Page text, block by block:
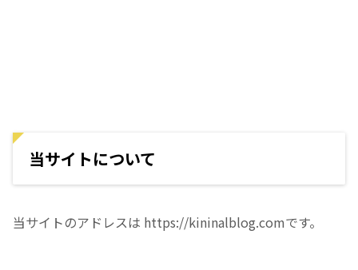
当サイトについて
当サイトのアドレスは https://kininalblog.comです。